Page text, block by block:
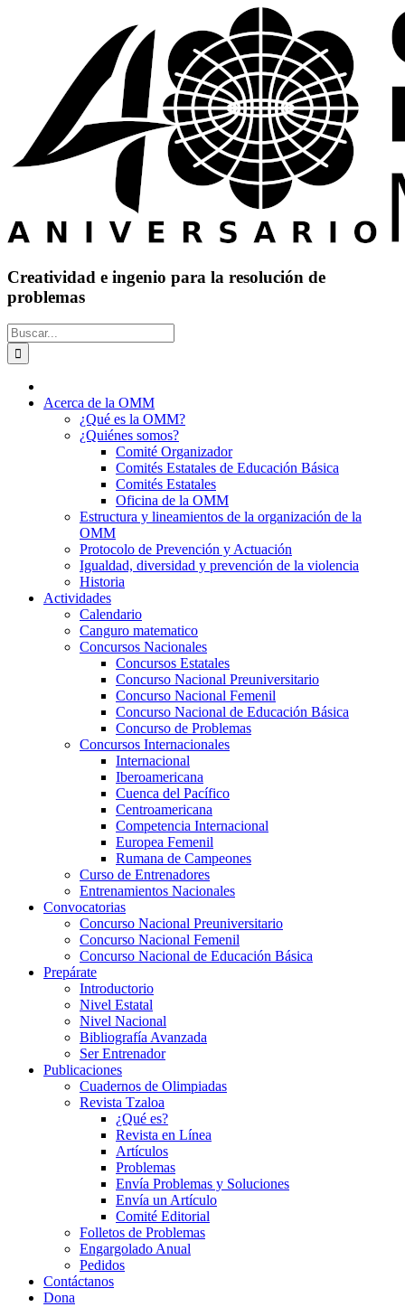
Creatividad e ingenio para la resolución de
problemas
Buscar:
Acerca de la OMM
¿Qué es la OMM?
¿Quiénes somos?
Comité Organizador
Comités Estatales de Educación Básica
Comités Estatales
Oficina de la OMM
Estructura y lineamientos de la organización de la
OMM
Protocolo de Prevención y Actuación
Igualdad, diversidad y prevención de la violencia
Historia
Actividades
Calendario
Canguro matematico
Concursos Nacionales
Concursos Estatales
Concurso Nacional Preuniversitario
Concurso Nacional Femenil
Concurso Nacional de Educación Básica
Concurso de Problemas
Concursos Internacionales
Internacional
Iberoamericana
Cuenca del Pacífico
Centroamericana
Competencia Internacional
Europea Femenil
Rumana de Campeones
Curso de Entrenadores
Entrenamientos Nacionales
Convocatorias
Concurso Nacional Preuniversitario
Concurso Nacional Femenil
Concurso Nacional de Educación Básica
Prepárate
Introductorio
Nivel Estatal
Nivel Nacional
Bibliografía Avanzada
Ser Entrenador
Publicaciones
Cuadernos de Olimpiadas
Revista Tzaloa
¿Qué es?
Revista en Línea
Artículos
Problemas
Envía Problemas y Soluciones
Envía un Artículo
Comité Editorial
Folletos de Problemas
Engargolado Anual
Pedidos
Contáctanos
Dona